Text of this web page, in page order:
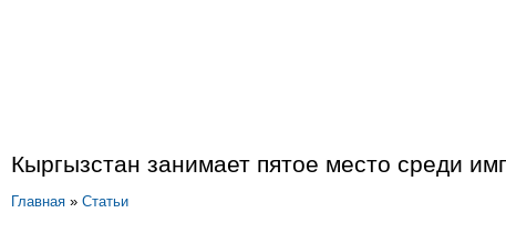
Кыргызстан занимает пятое место среди
Главная » Статьи